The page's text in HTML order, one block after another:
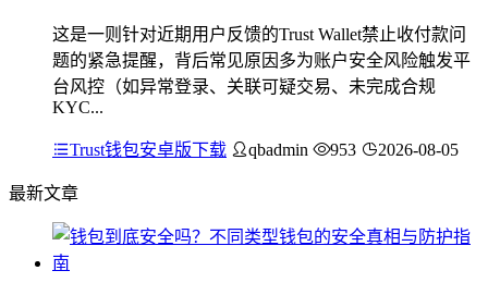
这是一则针对近期用户反馈的Trust Wallet禁止收付款问
题的紧急提醒，背后常见原因多为账户安全风险触发平
台风控（如异常登录、关联可疑交易、未完成合规
KYC...
Trust钱包安卓版下载 qbadmin 953 2026-08-05
最新文章